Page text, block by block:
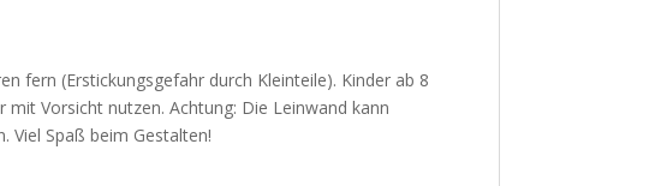
fern (Erstickungsgefahr durch Kleinteile). Kinder ab 8
Vorsicht nutzen. Achtung: Die Leinwand kann
Viel Spaß beim Gestalten!